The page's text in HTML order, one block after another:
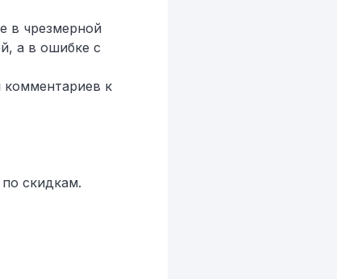
в чрезмерной
а в ошибке с
комментариев к
скидкам.